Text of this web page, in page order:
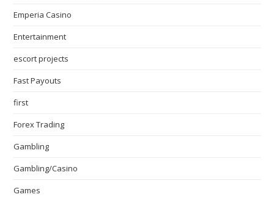
Emperia Casino
Entertainment
escort projects
Fast Payouts
first
Forex Trading
Gambling
Gambling/Casino
Games